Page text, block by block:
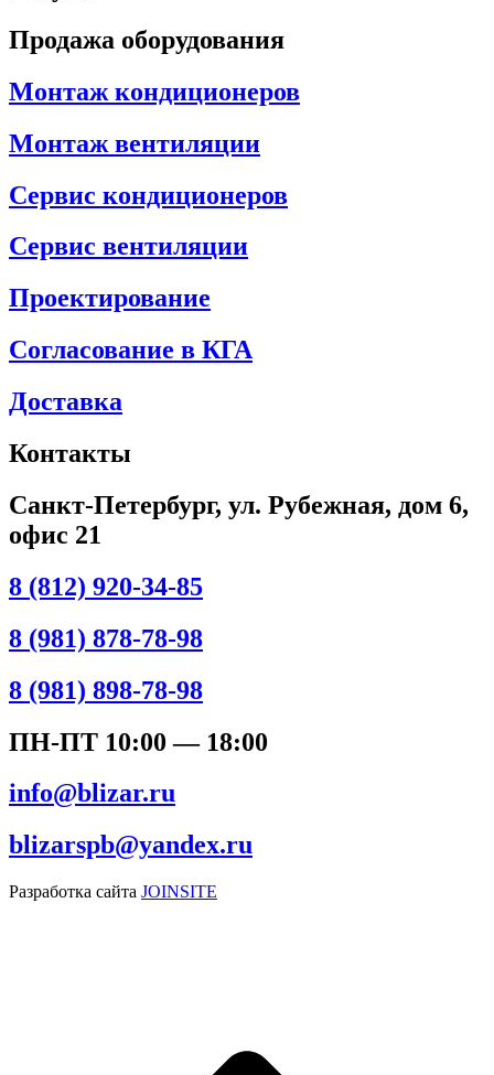
Продажа оборудования
Монтаж кондиционеров
Монтаж вентиляции
Сервис кондиционеров
Сервис вентиляции
Проектирование
Согласование в КГА
Доставка
Контакты
Санкт-Петербург, ул. Рубежная, дом 6,
офис 21
8 (812) 920-34-85
8 (981) 878-78-98
8 (981) 898-78-98
ПН-ПТ 10:00 — 18:00
info@blizar.ru
blizarspb@yandex.ru
Разработка сайта JOINSITE